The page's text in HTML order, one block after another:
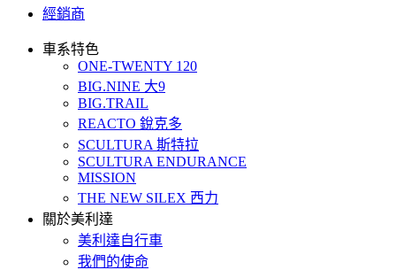
經銷商
車系特色
ONE-TWENTY 120
BIG.NINE 大9
BIG.TRAIL
REACTO 銳克多
SCULTURA 斯特拉
SCULTURA ENDURANCE
MISSION
THE NEW SILEX 西力
關於美利達
美利達自行車
我們的使命